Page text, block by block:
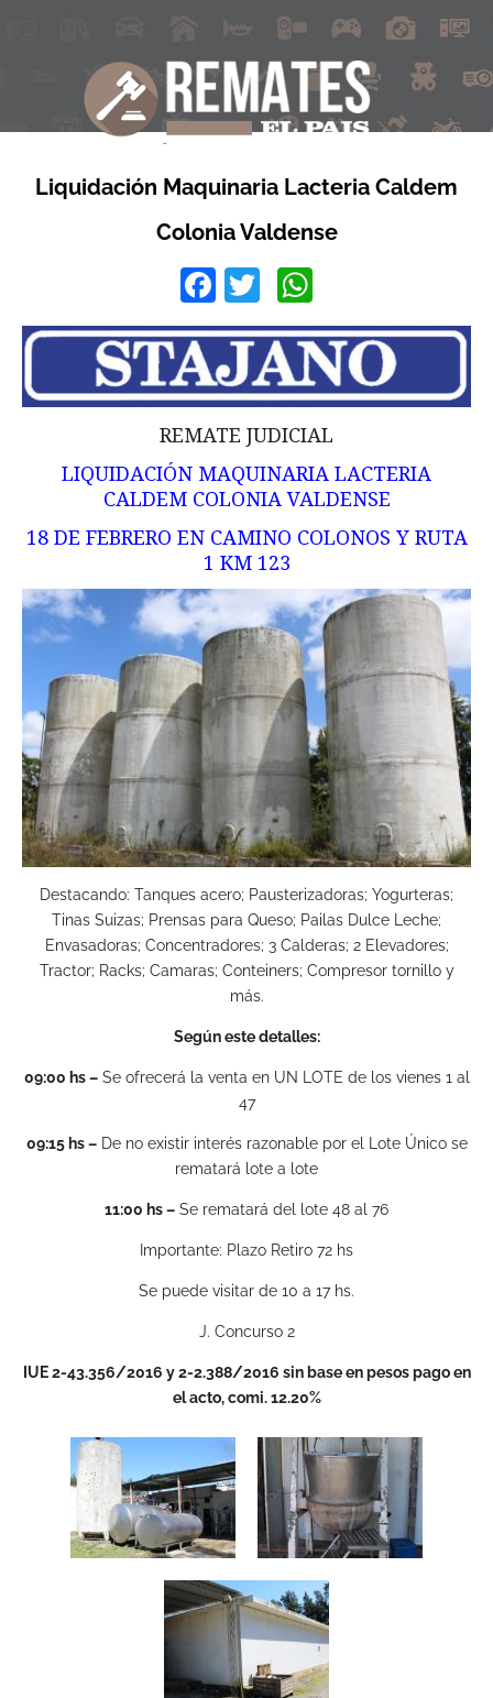
Liquidación Maquinaria Lacteria Caldem
Colonia Valdense
Facebook
Twitter
REMATE JUDICIAL
LIQUIDACIÓN MAQUINARIA LACTERIA
CALDEM COLONIA VALDENSE
18 DE FEBRERO EN CAMINO COLONOS Y RUTA
1 KM 123
Destacando: Tanques acero; Pausterizadoras; Yogurteras;
Tinas Suizas; Prensas para Queso; Pailas Dulce Leche;
Envasadoras; Concentradores; 3 Calderas; 2 Elevadores;
Tractor; Racks; Camaras; Conteiners; Compresor tornillo y
más.
Según este detalles:
09:00 hs –Se ofrecerá la venta en UN LOTE de los vienes 1 al
47
09:15 hs –De no existir interés razonable por el Lote Único se
rematará lote a lote
11:00 hs – Se rematará del lote 48 al 76
Importante: Plazo Retiro 72 hs
Se puede visitar de 10 a 17 hs.
J. Concurso 2
IUE 2-43.356/2016 y 2-2.388/2016 sin base en pesos pago en
el acto, comi. 12.20%